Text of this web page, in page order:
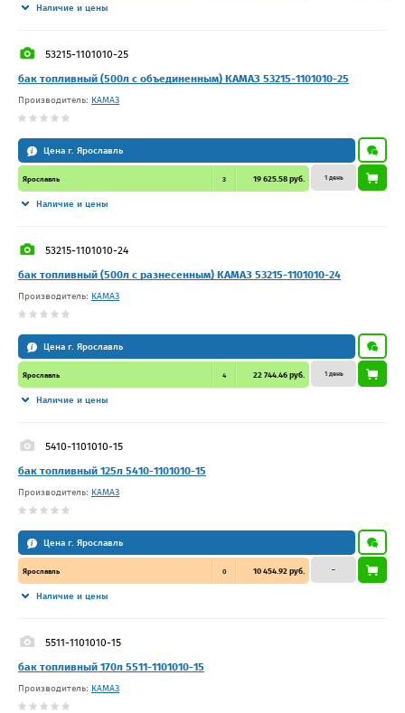
Наличие и цены
53215-1101010-25
бак топливный (500л с объединенным) КАМАЗ 53215-1101010-25
Производитель: КАМАЗ
Цена г. Ярославль
Ярославль 3 19 625.58 руб.
Наличие и цены
1 день
53215-1101010-24
бак топливный (500л с разнесенным) КАМАЗ 53215-1101010-24
Производитель: КАМАЗ
Цена г. Ярославль
Ярославль 4 22 744.46 руб.
Наличие и цены
1 день
5410-1101010-15
бак топливный 125л 5410-1101010-15
Производитель: КАМАЗ
Цена г. Ярославль
Ярославль 0 10 454.92 руб.
Наличие и цены
–
5511-1101010-15
бак топливный 170л 5511-1101010-15
Производитель: КАМАЗ